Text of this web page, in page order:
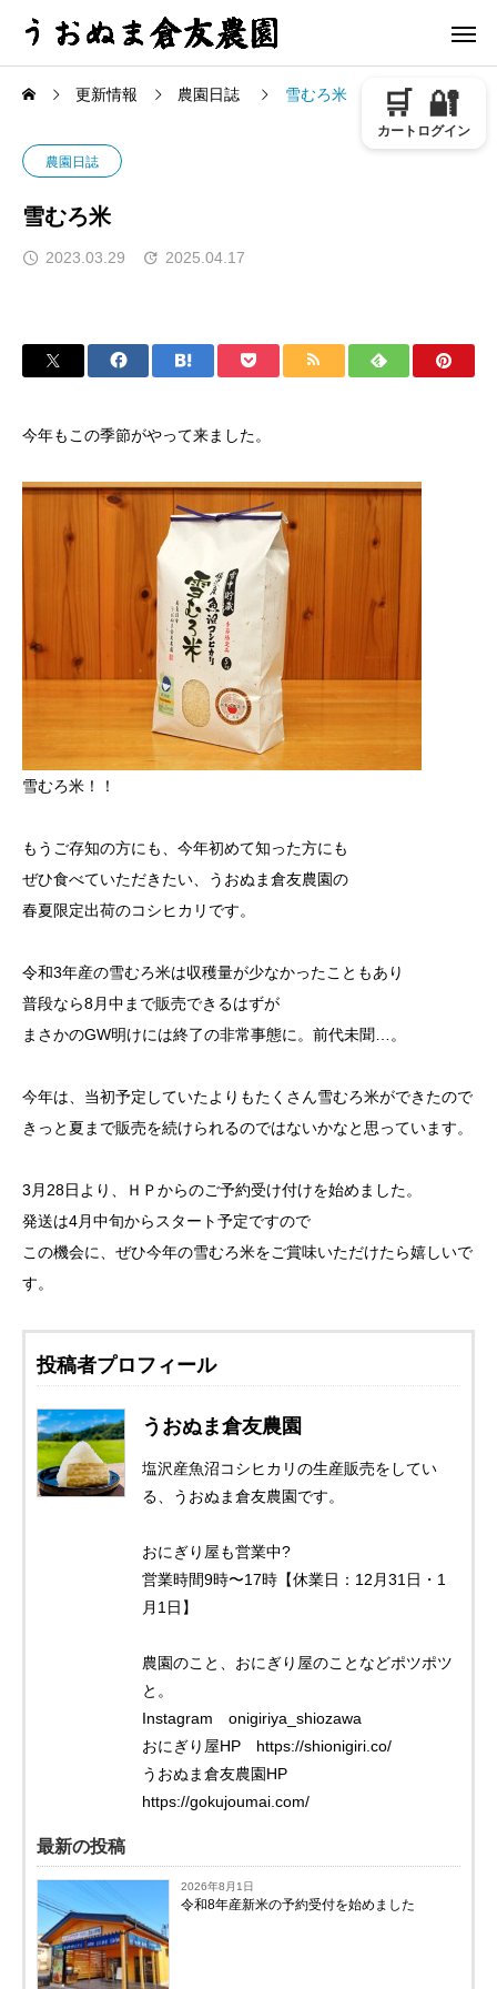
🛒
カート
🔐
ログイン
更新情報 農園日誌 雪むろ米
農園日誌
雪むろ米
2023.03.29 2025.04.17
今年もこの季節がやって来ました。
雪むろ米！！
もうご存知の方にも、今年初めて知った方にも
ぜひ食べていただきたい、うおぬま倉友農園の
春夏限定出荷のコシヒカリです。
令和3年産の雪むろ米は収穫量が少なかったこともあり
普段なら8月中まで販売できるはずが
まさかのGW明けには終了の非常事態に。前代未聞…。
今年は、当初予定していたよりもたくさん雪むろ米ができたので
きっと夏まで販売を続けられるのではないかなと思っています。
3月28日より、ＨＰからのご予約受け付けを始めました。
発送は4月中旬からスタート予定ですので
この機会に、ぜひ今年の雪むろ米をご賞味いただけたら嬉しいで
す。
投稿者プロフィール
うおぬま倉友農園
塩沢産魚沼コシヒカリの生産販売をしてい
る、うおぬま倉友農園です。
おにぎり屋も営業中?
営業時間9時〜17時【休業日：12月31日・1
月1日】
農園のこと、おにぎり屋のことなどポツポツ
と。
Instagram onigiriya_shiozawa
おにぎり屋HP https://shionigiri.co/
うおぬま倉友農園HP
https://gokujoumai.com/
最新の投稿
2026年8月1日
令和8年産新米の予約受付を始めました